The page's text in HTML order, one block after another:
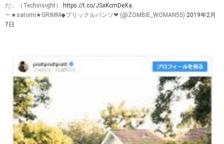
だ」（Techinsight）
https://t.co/JSxKcmDeXa
— ★satomi★GRIMM◆プリックルパンツ❤︎ (@ZOMBIE_WOMAN55) 2019年2月
7日